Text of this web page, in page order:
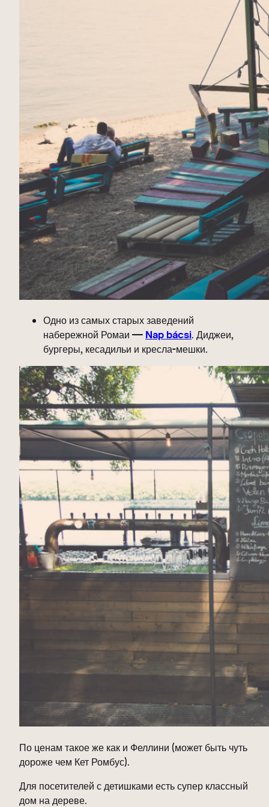
Одно из самых старых заведений
набережной Ромаи — Nap bácsi. Диджеи,
бургеры, кесадильи и кресла-мешки.
По ценам такое же как и Феллини (может быть чуть
дороже чем Кет Ромбус).
Для посетителей с детишками есть супер классный
дом на дереве.